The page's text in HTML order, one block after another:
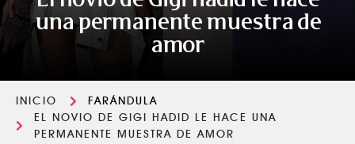
una permanente muestra de
amor
INICIO
FARÁNDULA
EL NOVIO DE GIGI HADID LE HACE UNA
PERMANENTE MUESTRA DE AMOR